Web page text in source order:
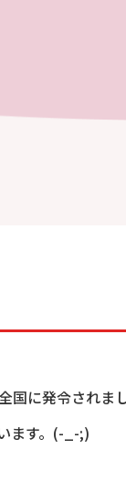
に発令されまし
ます。(-_-;)